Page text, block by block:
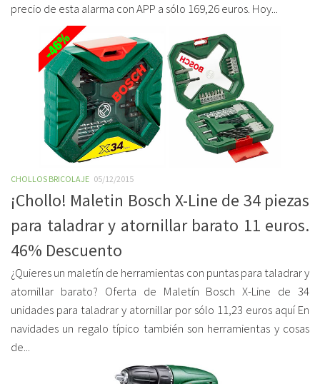
precio de esta alarma con APP a sólo 169,26 euros. Hoy...
CHOLLOS BRICOLAJE 05/12/2015
¡Chollo! Maletin Bosch X-Line de 34 piezas
para taladrar y atornillar barato 11 euros.
46% Descuento
¿Quieres un maletín de herramientas con puntas para taladrar y
atornillar barato? Oferta de Maletín Bosch X-Line de 34
unidades para taladrar y atornillar por sólo 11,23 euros aquí En
navidades un regalo típico también son herramientas y cosas
de...